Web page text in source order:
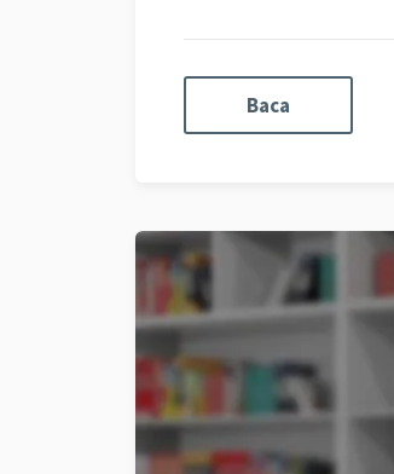
Baca